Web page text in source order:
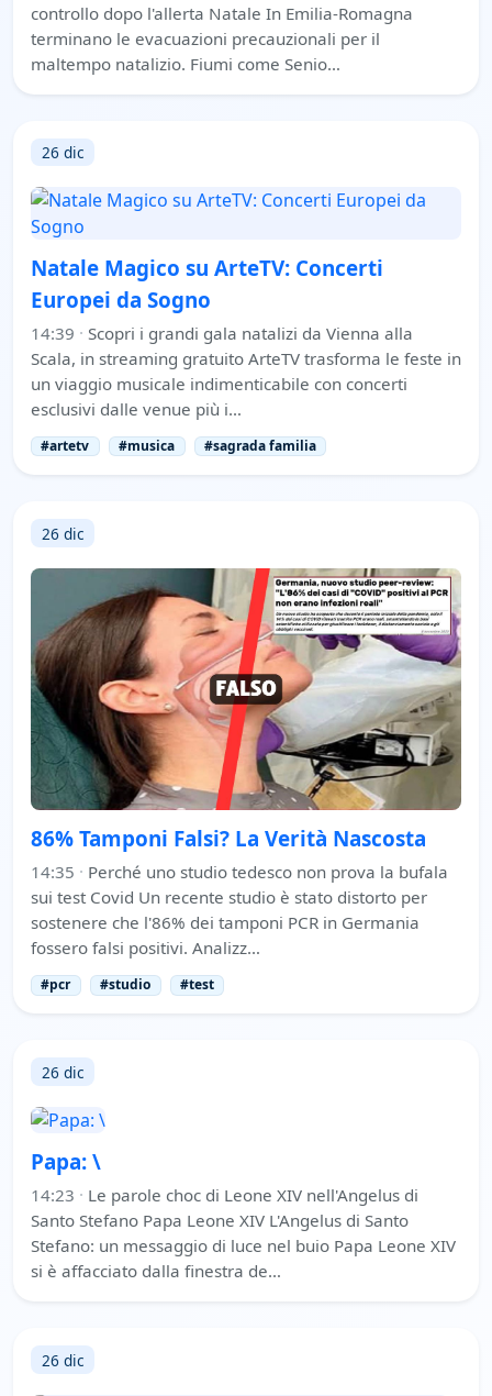
controllo dopo l'allerta Natale In Emilia-Romagna
terminano le evacuazioni precauzionali per il
maltempo natalizio. Fiumi come Senio…
26 dic
Natale Magico su ArteTV: Concerti
Europei da Sogno
14:39 · Scopri i grandi gala natalizi da Vienna alla
Scala, in streaming gratuito ArteTV trasforma le feste in
un viaggio musicale indimenticabile con concerti
esclusivi dalle venue più i…
#artetv #musica #sagrada familia
26 dic
86% Tamponi Falsi? La Verità Nascosta
14:35 · Perché uno studio tedesco non prova la bufala
sui test Covid Un recente studio è stato distorto per
sostenere che l'86% dei tamponi PCR in Germania
fossero falsi positivi. Analizz…
#pcr #studio #test
26 dic
Papa: \
14:23 · Le parole choc di Leone XIV nell'Angelus di
Santo Stefano Papa Leone XIV L'Angelus di Santo
Stefano: un messaggio di luce nel buio Papa Leone XIV
si è affacciato dalla finestra de…
26 dic